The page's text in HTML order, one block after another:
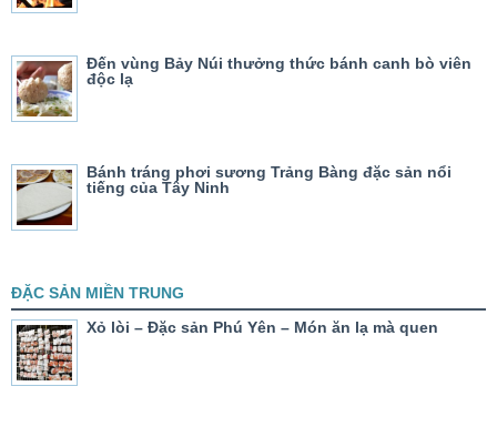
Đến vùng Bảy Núi thưởng thức bánh canh bò viên
độc lạ
Bánh tráng phơi sương Trảng Bàng đặc sản nổi
tiếng của Tây Ninh
ĐẶC SẢN MIỀN TRUNG
Xỏ lòi – Đặc sản Phú Yên – Món ăn lạ mà quen